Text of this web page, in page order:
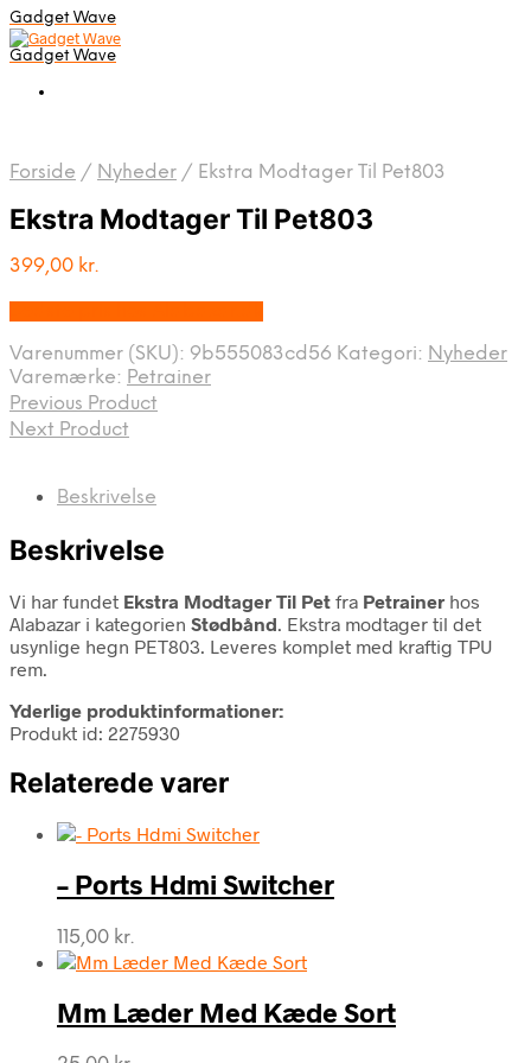
Gadget Wave
Gadget Wave
Forside / Nyheder / Ekstra Modtager Til Pet803
Ekstra Modtager Til Pet803
399,00 kr.
Varenummer (SKU): 9b555083cd56 Kategori: Nyheder
Varemærke: Petrainer
Previous Product
Next Product
Beskrivelse
Beskrivelse
Vi har fundet Ekstra Modtager Til Pet fra Petrainer hos
Alabazar i kategorien Stødbånd. Ekstra modtager til det
usynlige hegn PET803. Leveres komplet med kraftig TPU
rem.
Yderlige produktinformationer:
Produkt id: 2275930
Relaterede varer
– Ports Hdmi Switcher
115,00 kr.
Mm Læder Med Kæde Sort